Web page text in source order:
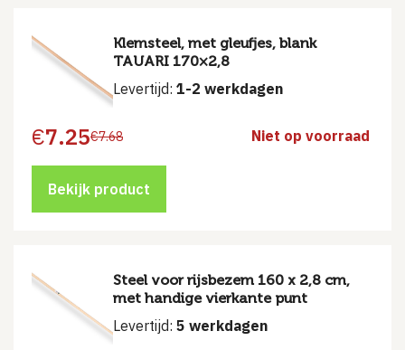
Klemsteel, met gleufjes, blank
TAUARI 170×2,8
Levertijd: 1-2 werkdagen
€7.68
Oorspronkelijke
was:
€7.68.
€7.25
Huidige
is:
€7.25.
Niet op voorraad
Bekijk product
Steel voor rijsbezem 160 x 2,8 cm,
met handige vierkante punt
Levertijd: 5 werkdagen